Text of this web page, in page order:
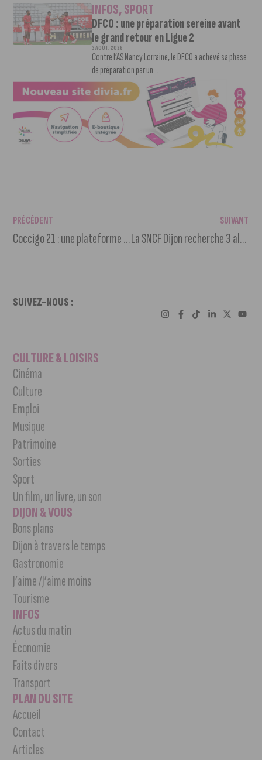
INFOS,SPORT
DFCO : une préparation sereine avant
le grand retour en Ligue 2
3 AOÛT, 2026
Contre l’AS Nancy Lorraine, le DFCO a achevé sa phase
de préparation par un...
PRÉCÉDENT
Coccigo 21 : une plateforme locale de financement participatif de projets d’entreprises
SUIVANT
La SNCF Dijon recherche 3 alternants pour un Bac Pro Maintenance Équipement Industriel a Dijon.
SUIVEZ-NOUS :
CULTURE & LOISIRS
Cinéma
Culture
Emploi
Musique
Patrimoine
Sorties
Sport
Un film, un livre, un son
DIJON & VOUS
Bons plans
Dijon à travers le temps
Gastronomie
J’aime /J’aime moins
Tourisme
INFOS
Actus du matin
Économie
Faits divers
Transport
PLAN DU SITE
Accueil
Contact
Articles